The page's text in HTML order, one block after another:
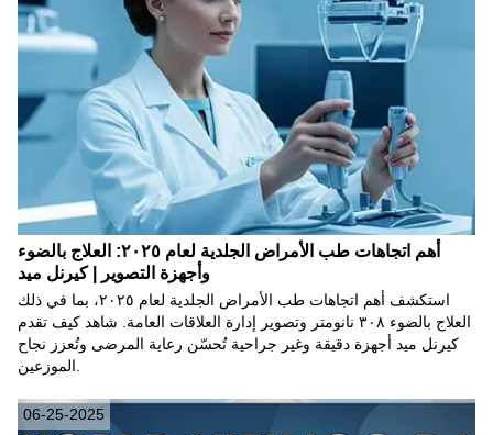
أهم اتجاهات طب الأمراض الجلدية لعام ٢٠٢٥: العلاج بالضوء
وأجهزة التصوير | كيرنل ميد
استكشف أهم اتجاهات طب الأمراض الجلدية لعام ٢٠٢٥، بما في ذلك
العلاج بالضوء ٣٠٨ نانومتر وتصوير إدارة العلاقات العامة. شاهد كيف تقدم
كيرنل ميد أجهزة دقيقة وغير جراحية تُحسّن رعاية المرضى وتُعزز نجاح
الموزعين.
06-25-2025